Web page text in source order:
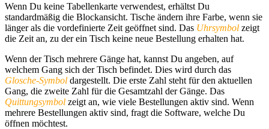
Wenn Du keine Tabellenkarte verwendest, erhältst Du
standardmäßig die Blockansicht. Tische ändern ihre Farbe, wenn sie
länger als die vordefinierte Zeit geöffnet sind. Das Uhrsymbol zeigt
die Zeit an, zu der ein Tisch keine neue Bestellung erhalten hat.
Wenn der Tisch mehrere Gänge hat, kannst Du angeben, auf
welchem Gang sich der Tisch befindet. Dies wird durch das
Glosche-Symbol dargestellt. Die erste Zahl steht für den aktuellen
Gang, die zweite Zahl für die Gesamtzahl der Gänge. Das
Quittungsymbol zeigt an, wie viele Bestellungen aktiv sind. Wenn
mehrere Bestellungen aktiv sind, fragt die Software, welche Du
öffnen möchtest.